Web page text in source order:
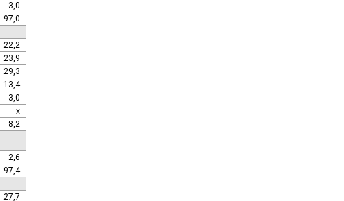
3,0
97,0
22,2
23,9
29,3
13,4
3,0
x
8,2
2,6
97,4
27,7